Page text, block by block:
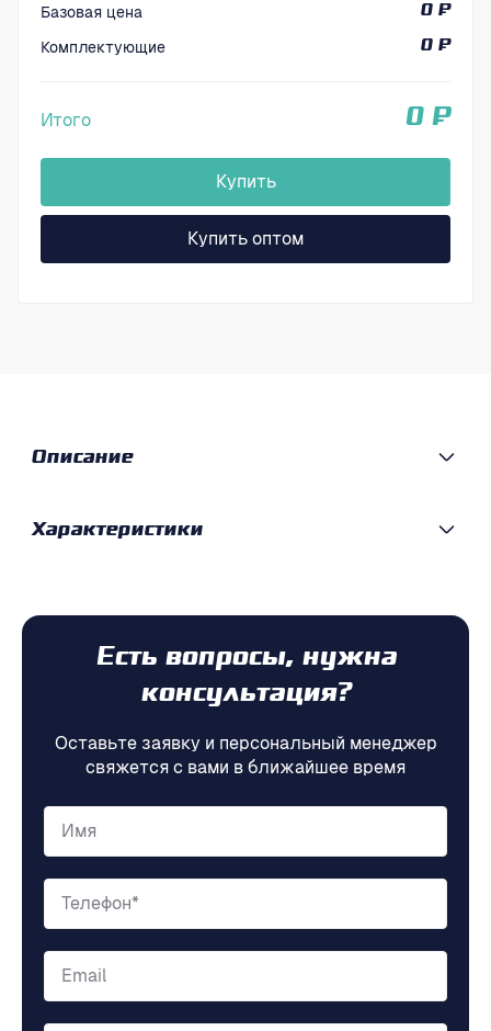
Базовая цена
0 ₽
Комплектующие
0 ₽
Итого 0 ₽
Купить
Купить оптом
Описание
Характеристики
Есть вопросы, нужна
консультация?
Оставьте заявку и персональный менеджер
свяжется с вами в ближайшее время
Имя
Телефон*
Email